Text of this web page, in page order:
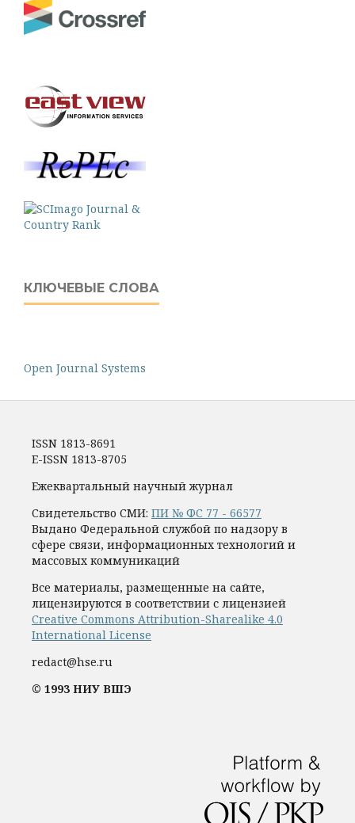
КЛЮЧЕВЫЕ СЛОВА
Open Journal Systems
ISSN 1813-8691
E-ISSN 1813-8705
Ежеквартальный научный журнал
Свидетельство СМИ: ПИ № ФС 77 - 66577
Выдано Федеральной службой по надзору в
сфере связи, информационных технологий и
массовых коммуникаций
Все материалы, размещенные на сайте,
лицензируются в соответствии с лицензией
Creative Commons Attribution-Sharealike 4.0
International License
redact@hse.ru
© 1993 НИУ ВШЭ